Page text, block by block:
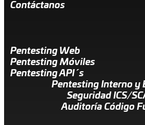
Contáctanos
Pentesting Web
Pentesting Móviles
Pentesting API´s
Pentesting Interno y
Seguridad ICS/
Auditoría Código